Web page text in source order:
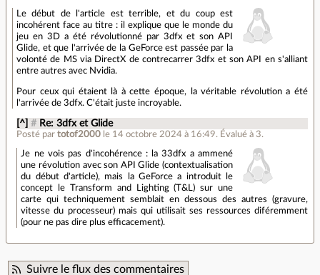
Le début de l'article est terrible, et du coup est
incohérent face au titre : il explique que le monde du
jeu en 3D a été révolutionné par 3dfx et son API
Glide, et que l'arrivée de la GeForce est passée par la
volonté de MS via DirectX de contrecarrer 3dfx et son API en s'alliant
entre autres avec Nvidia.
Pour ceux qui étaient là à cette époque, la véritable révolution a été
l'arrivée de 3dfx. C'était juste incroyable.
[^] # Re: 3dfx et Glide
Posté partotof2000 le 14 octobre 2024 à 16:49. Évalué à 3.
Je ne vois pas d'incohérence : la 33dfx a ammené
une révolution avec son API Glide (contextualisation
du début d'article), mais la GeForce a introduit le
concept le Transform and Lighting (T&L) sur une
carte qui techniquement semblait en dessous des autres (gravure,
vitesse du processeur) mais qui utilisait ses ressources diféremment
(pour ne pas dire plus efficacement).
Suivre le flux des commentaires